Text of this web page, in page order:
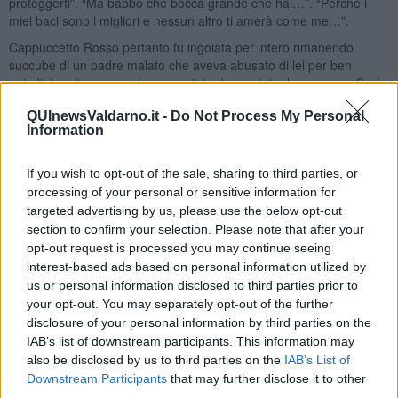
QUInewsValdarno.it - Do Not Process My Personal
Information
If you wish to opt-out of the sale, sharing to third parties, or
processing of your personal or sensitive information for
targeted advertising by us, please use the below opt-out
section to confirm your selection. Please note that after your
opt-out request is processed you may continue seeing
interest-based ads based on personal information utilized by
us or personal information disclosed to third parties prior to
your opt-out. You may separately opt-out of the further
disclosure of your personal information by third parties on the
IAB’s list of downstream participants. This information may
also be disclosed by us to third parties on the IAB’s List of
Downstream Participants that may further disclose it to other
miei baci sono i migliori e nessun altro ti amerà come me…”.
Cappuccetto Rosso pertanto fu ingoiata per intero rimanendo
succube di un padre malato che aveva abusato di lei per ben
quindici anni senza mai essere stato denunciato da nessuno. Così
tranquillità senza il benché minimo senso di colpa. Cappuccetto
Rosso oramai grande e autosufficiente viene via dalla casa
un letto a un altro con uomini sbagliati ma non riesce ad amarne
nessuno. Si rende conto di dover affrontare il problema e di farsi
aiutare intraprendendo un percorso psicologico.
A oggi non ha perdonato i suoi genitori poiché non si capacita di
come nemmeno la madre sia stata capace di vedere lo schifo che
aveva sotto gli occhi. Qualche anno fa incontra uno splendido
cacciatore. Se ne innamora perdutamente. L’uomo si accorge di
quanto male abbia fatto il lupo cattivo aCappuccetto Rosso
tutta la sua pazienza, l’ha aiutata a diventare sua moglie e la madre
dei suoi figli. Stanno vivendo, infatti, la loro storia con serenità e
sano amore.
Cappuccetto Rosso è diventata una donna attenta e la sua